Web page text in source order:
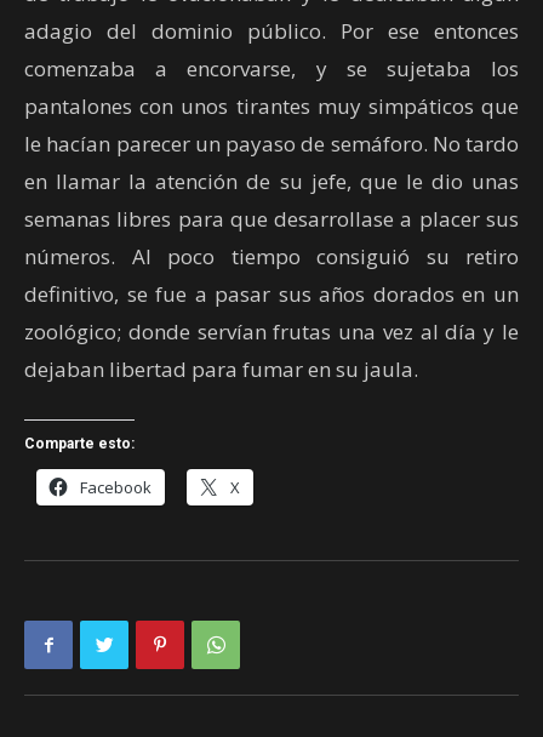
adagio del dominio público. Por ese entonces
comenzaba a encorvarse, y se sujetaba los
pantalones con unos tirantes muy simpáticos que
le hacían parecer un payaso de semáforo. No tardo
en llamar la atención de su jefe, que le dio unas
semanas libres para que desarrollase a placer sus
números. Al poco tiempo consiguió su retiro
definitivo, se fue a pasar sus años dorados en un
zoológico; donde servían frutas una vez al día y le
dejaban libertad para fumar en su jaula.
Comparte esto:
Facebook X